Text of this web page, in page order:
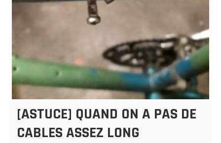
[ASTUCE] QUAND ON A PAS DE
CABLES ASSEZ LONG